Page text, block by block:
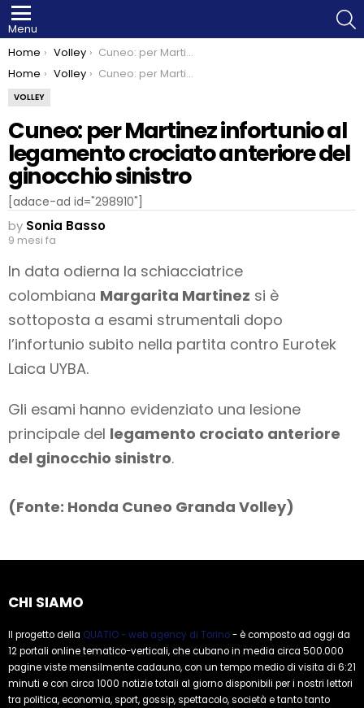
Menu
You are here:
Home Volley
Cuneo: per Martinez infortunio al legamento crociato anteriore del ginocchio sinistro
You are here:
Home Volley Cuneo: per Martinez infortunio al legamento crociato anteriore del ginocchio sinistro
VOLLEY
Cuneo: per Martinez infortunio al
legamento crociato anteriore del
ginocchio sinistro
[adace-ad id="298910"]
by Sonia Basso
9 mesi fa
In data odierna la schiacciatrice
colombiana Margarita Martinez si è
sottoposta a esami strumentali dopo
l’infortunio subito nella partita contro Eurotek
Laica UYBA.
Gli esami hanno evidenziato una lesione
principale del legamento crociato anteriore
del ginocchio sinistro.
(Fonte: Honda Cuneo Granda Volley)
CHI SIAMO
Il progetto della QUATIO - web agency di Torino- è composto ad oggi da
12 portali online tematico-verticali, che cubano in media circa 500.000
pagine viste mensilmente cadauno, con un tempo medio di visita di 6:21
minuti e con circa 1000 notizie totali al giorno disponibili per i nostri lettori
tra politica, economia, sport, gossip, spettacolo, società e tanto tanto